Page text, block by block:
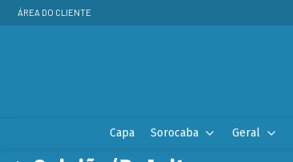
ÁREA DO CLIENTE
Capa Sorocaba Geral